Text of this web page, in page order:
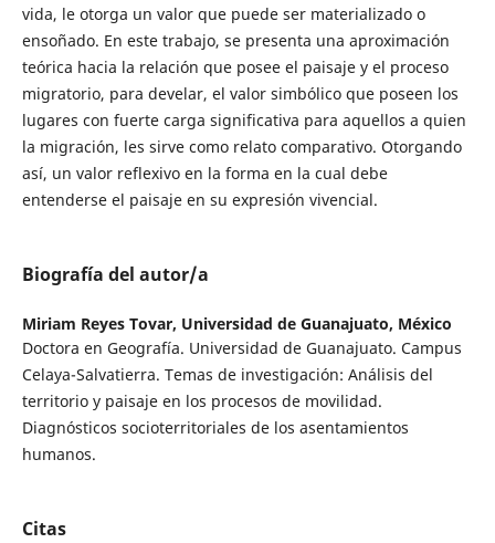
vida, le otorga un valor que puede ser materializado o
ensoñado. En este trabajo, se presenta una aproximación
teórica hacia la relación que posee el paisaje y el proceso
migratorio, para develar, el valor simbólico que poseen los
lugares con fuerte carga significativa para aquellos a quien
la migración, les sirve como relato comparativo. Otorgando
así, un valor reflexivo en la forma en la cual debe
entenderse el paisaje en su expresión vivencial.
Biografía del autor/a
Miriam Reyes Tovar, Universidad de Guanajuato, México
Doctora en Geografía. Universidad de Guanajuato. Campus
Celaya-Salvatierra. Temas de investigación: Análisis del
territorio y paisaje en los procesos de movilidad.
Diagnósticos socioterritoriales de los asentamientos
humanos.
Citas